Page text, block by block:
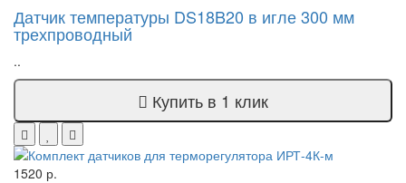
Датчик температуры DS18B20 в игле 300 мм
трехпроводный
..
Купить в 1 клик
1520 р.